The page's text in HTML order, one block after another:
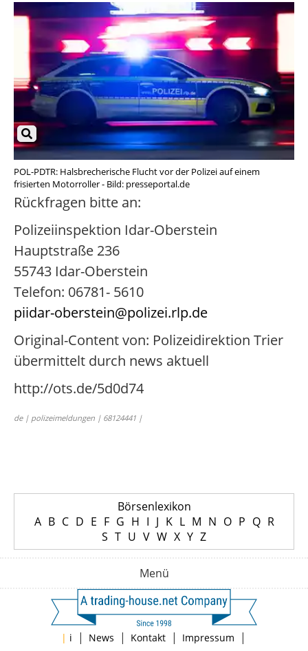
POL-PDTR: Halsbrecherische Flucht vor der Polizei auf einem
frisierten Motorroller - Bild: presseportal.de
Rückfragen bitte an:
Polizeiinspektion Idar-Oberstein
Hauptstraße 236
55743 Idar-Oberstein
Telefon: 06781- 5610
piidar-oberstein@polizei.rlp.de
Original-Content von: Polizeidirektion Trier
übermittelt durch news aktuell
http://ots.de/5d0d74
de | polizeimeldungen | 68124441 |
Börsenlexikon
A B C D E F G H I J K L M N O P Q R
S T U V W X Y Z
Menü
| i | News | Kontakt | Impressum |